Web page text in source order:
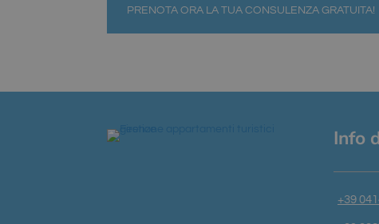
PRENOTA ORA LA TUA CONSULENZA GRATUITA!
Info
+39